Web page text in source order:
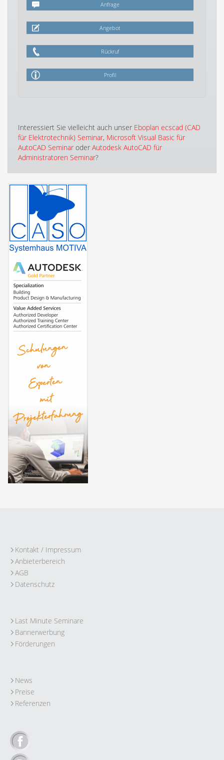
Anfrage
Angebot
Rückruf
Profil
Interessiert Sie vielleicht auch unser Eboplan ecscad (CAD
für Elektrotechnik) Seminar, Microsoft Visual Basic für
AutoCAD Seminar oder Autodesk AutoCAD für
Administratoren Seminar?
Kontakt / Impressum
Anbieterbereich
AGB
Datenschutz
Last Minute Seminare
Bannerwerbung
Förderungen
News
Preise
Referenzen